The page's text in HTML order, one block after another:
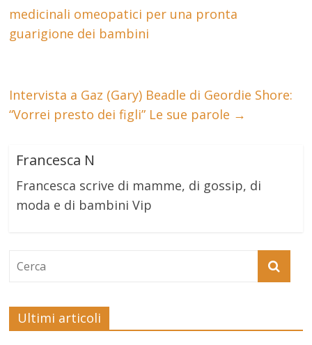
medicinali omeopatici per una pronta
guarigione dei bambini
Intervista a Gaz (Gary) Beadle di Geordie Shore:
“Vorrei presto dei figli” Le sue parole →
Francesca N
Francesca scrive di mamme, di gossip, di
moda e di bambini Vip
Ultimi articoli